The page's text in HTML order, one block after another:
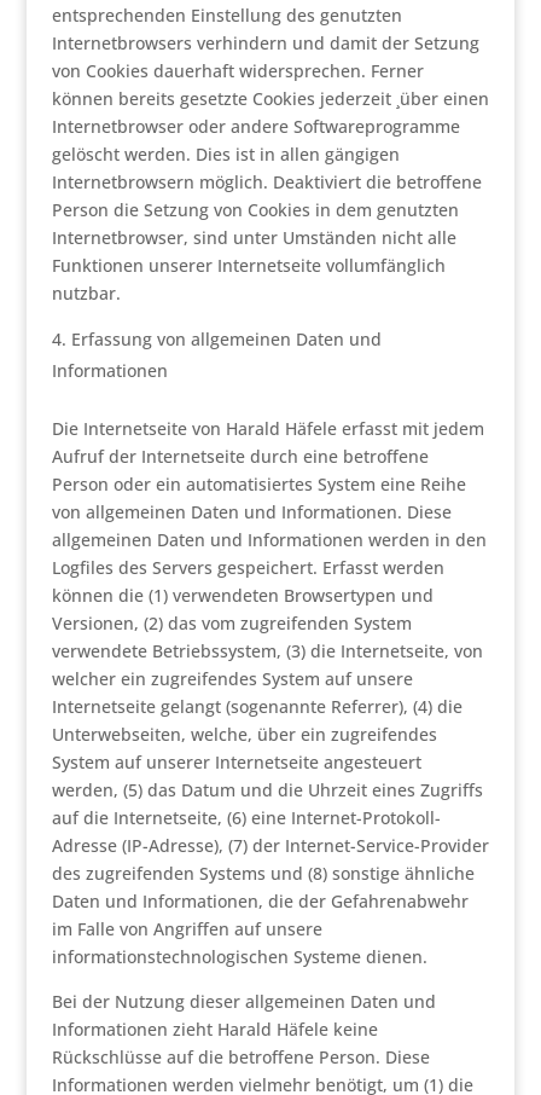
entsprechenden Einstellung des genutzten
Internetbrowsers verhindern und damit der Setzung
von Cookies dauerhaft widersprechen. Ferner
können bereits gesetzte Cookies jederzeit ¸über einen
Internetbrowser oder andere Softwareprogramme
gelöscht werden. Dies ist in allen gängigen
Internetbrowsern möglich. Deaktiviert die betroffene
Person die Setzung von Cookies in dem genutzten
Internetbrowser, sind unter Umständen nicht alle
Funktionen unserer Internetseite vollumfänglich
nutzbar.
Erfassung von allgemeinen Daten und
Informationen
Die Internetseite von Harald Häfele erfasst mit jedem
Aufruf der Internetseite durch eine betroffene
Person oder ein automatisiertes System eine Reihe
von allgemeinen Daten und Informationen. Diese
allgemeinen Daten und Informationen werden in den
Logfiles des Servers gespeichert. Erfasst werden
können die (1) verwendeten Browsertypen und
Versionen, (2) das vom zugreifenden System
verwendete Betriebssystem, (3) die Internetseite, von
welcher ein zugreifendes System auf unsere
Internetseite gelangt (sogenannte Referrer), (4) die
Unterwebseiten, welche, über ein zugreifendes
System auf unserer Internetseite angesteuert
werden, (5) das Datum und die Uhrzeit eines Zugriffs
auf die Internetseite, (6) eine Internet-Protokoll-
Adresse (IP-Adresse), (7) der Internet-Service-Provider
des zugreifenden Systems und (8) sonstige ähnliche
Daten und Informationen, die der Gefahrenabwehr
im Falle von Angriffen auf unsere
informationstechnologischen Systeme dienen.
Bei der Nutzung dieser allgemeinen Daten und
Informationen zieht Harald Häfele keine
Rückschlüsse auf die betroffene Person. Diese
Informationen werden vielmehr benötigt, um (1) die